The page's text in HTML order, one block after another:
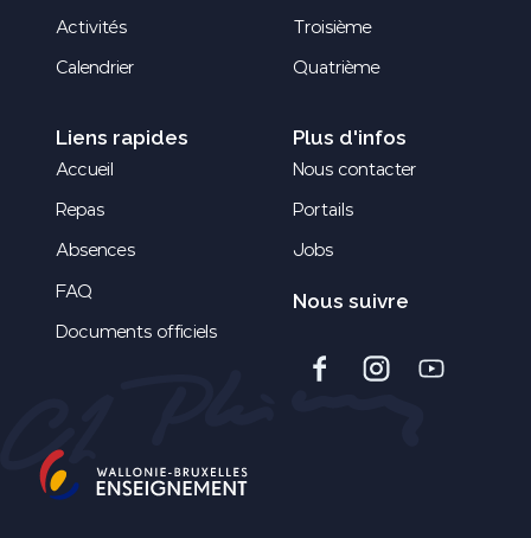
Activités
Calendrier
Troisième
Quatrième
Liens rapides
Accueil
Repas
Absences
FAQ
Documents officiels
Plus d'infos
Nous contacter
Portails
Jobs
Nous suivre